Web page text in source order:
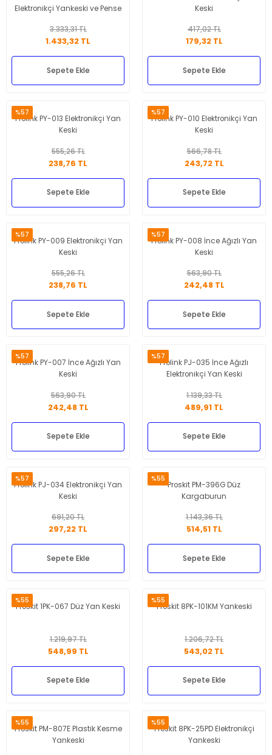
Elektronikçi Yankeski ve Pense
3.333,31 TL
1.433,32 TL
Sepete Ekle
Keski
417,02 TL
179,32 TL
Sepete Ekle
%57
Prolink PY-013 Elektronikçi Yan
Keski
555,26 TL
238,76 TL
Sepete Ekle
%57
Prolink PY-010 Elektronikçi Yan
Keski
566,78 TL
243,72 TL
Sepete Ekle
%57
Prolink PY-009 Elektronikçi Yan
Keski
555,26 TL
238,76 TL
Sepete Ekle
%57
Prolink PY-008 İnce Ağızlı Yan
Keski
563,90 TL
242,48 TL
Sepete Ekle
%57
Prolink PY-007 İnce Ağızlı Yan
Keski
563,90 TL
242,48 TL
Sepete Ekle
%57
Prolink PJ-035 İnce Ağızlı
Elektronikçi Yan Keski
1.139,33 TL
489,91 TL
Sepete Ekle
%57
Prolink PJ-034 Elektronikçi Yan
Keski
691,20 TL
297,22 TL
Sepete Ekle
%55
Proskit PM-396G Düz
Kargaburun
1.143,36 TL
514,51 TL
Sepete Ekle
%55
Proskit 1PK-067 Düz Yan Keski
1.219,97 TL
548,99 TL
Sepete Ekle
%55
Proskit 8PK-101KM Yankeski
1.206,72 TL
543,02 TL
Sepete Ekle
%55
Proskit PM-807E Plastik Kesme
Yankeski
%55
Proskit 8PK-25PD Elektronikçi
Yankeski